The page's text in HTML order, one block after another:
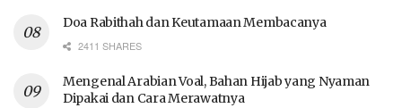
Doa Rabithah dan Keutamaan Membacanya
2411 SHARES
Mengenal Arabian Voal, Bahan Hijab yang Nyaman
Dipakai dan Cara Merawatnya